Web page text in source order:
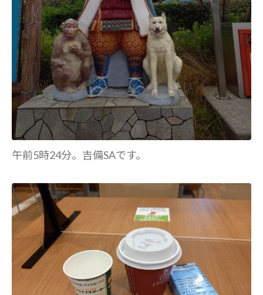
午前5時24分。吉備SAです。